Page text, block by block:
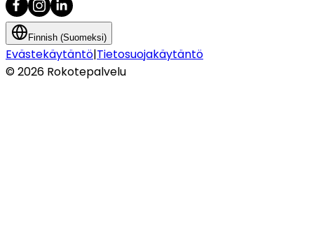
Finnish (Suomeksi)
Evästekäytäntö|Tietosuojakäytäntö
©2026 Rokotepalvelu